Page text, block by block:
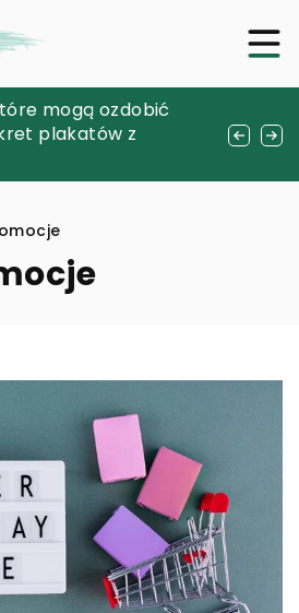
a pompy ciepła –
mogą ozdobić
plakatów z
bransoletkę